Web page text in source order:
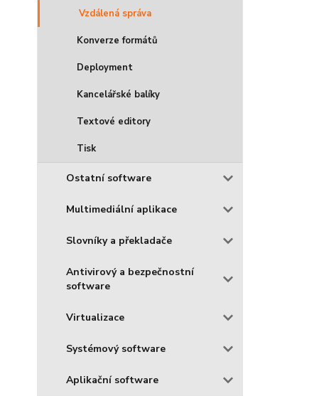
Vzdálená správa
Konverze formátů
Deployment
Kancelářské balíky
Textové editory
Tisk
Ostatní software
Multimediální aplikace
Slovníky a překladače
Antivirový a bezpečnostní
software
Virtualizace
Systémový software
Aplikační software